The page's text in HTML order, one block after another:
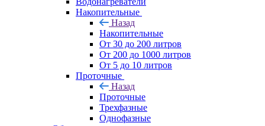
Накопительные
Назад
Накопительные
От 30 до 200 литров
От 200 до 1000 литров
От 5 до 10 литров
Проточные
Назад
Проточные
Трехфазные
Однофазные